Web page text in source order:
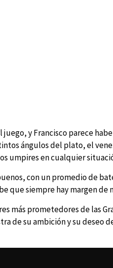
y Francisco parece
ángulos del plato, el
umpires en cualquier
con un promedio de
que siempre hay margen de
más prometedores de las
de su ambición y su deseo